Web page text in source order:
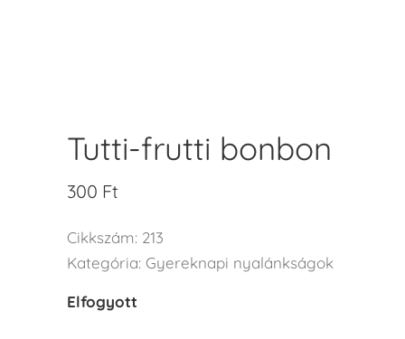
Tutti-frutti bonbon
300 Ft
Cikkszám: 213
Kategória: Gyereknapi nyalánkságok
Elfogyott